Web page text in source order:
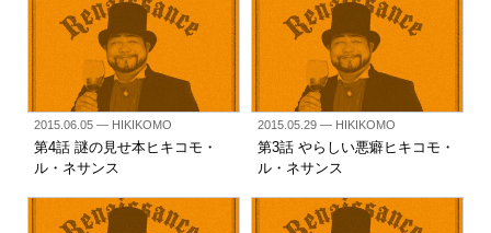
2015.06.05— HIKIKOMO
第4話 謎の見せ本ヒキコモ・
ル・ネサンス
2015.05.29— HIKIKOMO
第3話 やらしい悪癖ヒキコモ・
ル・ネサンス